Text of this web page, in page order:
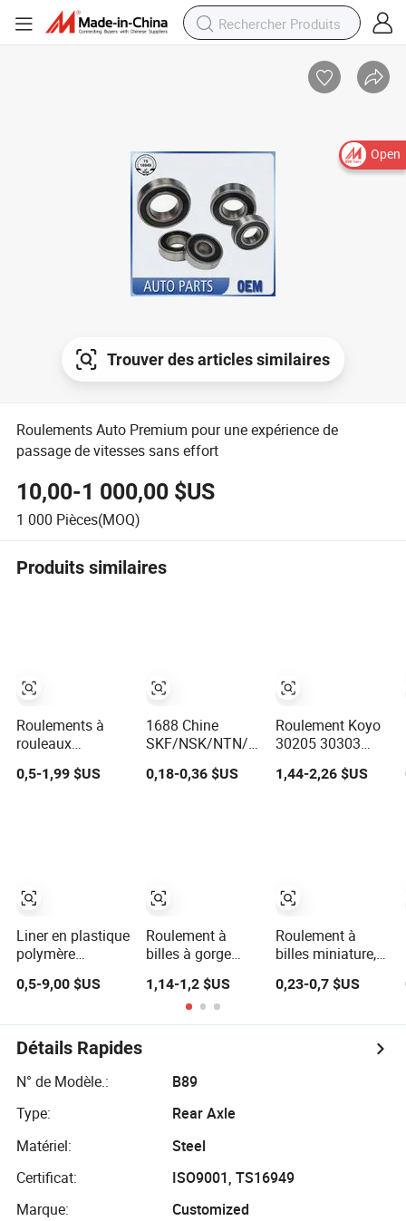
Open
Trouver des articles similaires
Roulements Auto Premium pour une expérience de
passage de vitesses sans effort
10,00-1 000,00 $US
1 000 Pièces(MOQ)
Produits similaires
Roulements à
rouleaux
sphériques
coniques
roulements à
billes à gorge
profonde
0,5-1,99 $US
Liner en plastique
polymère
Drylin sans
linéaire sans
huile pour
d'emballage
équipements de
sport
0,5-9,00 $US
1688 Chine
SKF/NSK/NTN/Timken
Koyo NACHI
Roulement Auto
pour Moto Pièces
de Moto
Roulement
0,18-0,36 $US
Roulement à
billes à gorge
haute qualité et
longue durée de
vie 6201 6202
Roulement à
profonde pour
automobiles et
machines
agricoles
1,14-1,2 $US
Roulement Koyo
30205 30303
30304 30206
30305 Roulement
1,44-2,26 $US
Roulement à
billes miniature,
automobiles,
de palier, prix bas
6205 6206 6208
0,23-0,7 $US
Détails Rapides
N° de Modèle.:
B89
Type:
Rear Axle
Matériel:
Steel
Certificat:
ISO9001, TS16949
Marque:
Customized